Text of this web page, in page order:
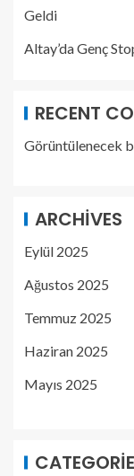
Geldi
Altay’da Genç
RECENT
Görüntülenecek
ARCHIVES
Eylül 2025
Ağustos 2025
Temmuz 2025
Haziran 2025
Mayıs 2025